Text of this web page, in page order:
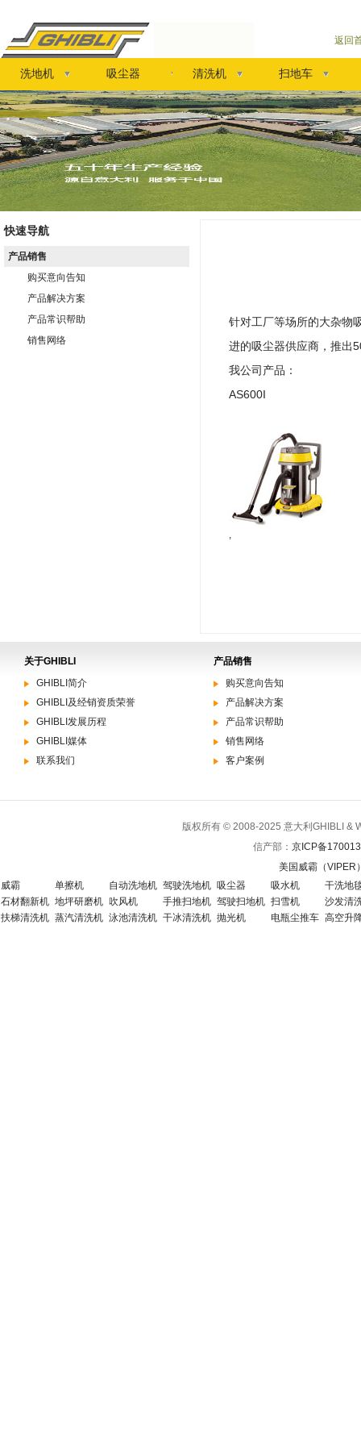
返回
洗地机 吸尘器 清洗机 扫地车
快速导航
产品销售
购买意向告知
产品解决方案
产品常识帮助
销售网络
针对工厂等场所的大杂物
进的吸尘器供应商，推出
我公司产品：
AS600I
,
关于GHIBLI
GHIBLI简介
GHIBLI及经销资质荣誉
GHIBLI发展历程
GHIBLI媒体
联系我们
产品销售
购买意向告知
产品解决方案
产品常识帮助
销售网络
客户案例
版权所有 © 2008-2025 意大利GHIBLI &
信产部： 京ICP备
美国威霸（VIPER
威霸
单擦机 自动洗地机 驾驶洗地机 吸尘器 吸水机
干洗地
石材翻新机 地坪研磨机 吹风机 手推扫地机 驾驶扫地机 扫雪机
沙发清
扶梯清洗机 蒸汽清洗机 泳池清洗机 干冰清洗机 抛光机 电瓶尘推车 高空升